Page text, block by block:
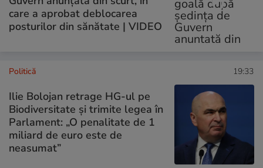
care a aprobat deblocarea
posturilor din sănătate | VIDEO
Politică 19:33
Ilie Bolojan retrage HG-ul pe
Biodiversitate și trimite legea în
Parlament: „O penalitate de 1
miliard de euro este de
neasumat”